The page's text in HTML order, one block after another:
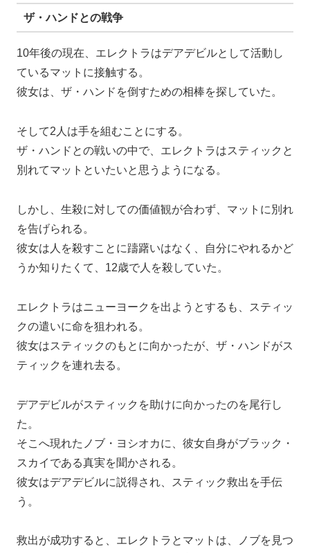
ザ・ハンドとの戦争
10年後の現在、エレクトラはデアデビルとして活動し
ているマットに接触する。
彼女は、ザ・ハンドを倒すための相棒を探していた。
そして2人は手を組むことにする。
ザ・ハンドとの戦いの中で、エレクトラはスティックと
別れてマットといたいと思うようになる。
しかし、生殺に対しての価値観が合わず、マットに別れ
を告げられる。
彼女は人を殺すことに躊躇いはなく、自分にやれるかど
うか知りたくて、12歳で人を殺していた。
エレクトラはニューヨークを出ようとするも、スティッ
クの遣いに命を狙われる。
彼女はスティックのもとに向かったが、ザ・ハンドがス
ティックを連れ去る。
デアデビルがスティックを助けに向かったのを尾行し
た。
そこへ現れたノブ・ヨシオカに、彼女自身がブラック・
スカイである真実を聞かされる。
彼女はデアデビルに説得され、スティック救出を手伝
う。
救出が成功すると、エレクトラとマットは、ノブを見つ